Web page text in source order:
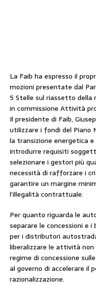
La Faib ha espresso il
mozioni presentate dal
5 Stelle sul riassetto della
in commissione Attività
Il presidente di Faib,
utilizzare i fondi del Piano
la transizione energetica
introdurre requisiti
selezionare i gestori più
necessità di rafforzare i
garantire un margine
l’illegalità contrattuale.
Per quanto riguarda le
separare le concessioni e i
per i distributori
liberalizzare le attività
regime di concessione
al governo di accelerare il
razionalizzazione.